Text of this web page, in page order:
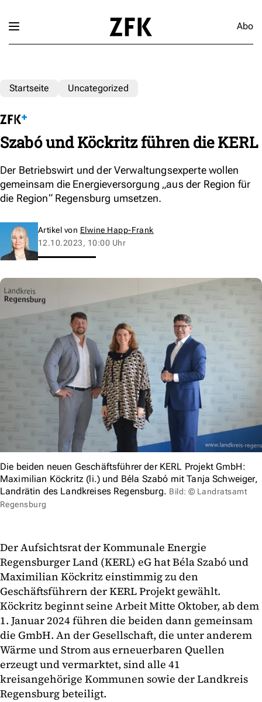
Abo
Startseite Uncategorized
Szabó und Köckritz führen die KERL
Der Betriebswirt und der Verwaltungsexperte wollen
gemeinsam die Energieversorgung „aus der Region für
die Region“ Regensburg umsetzen.
Artikel von Elwine Happ-Frank
12.10.2023, 10:00 Uhr
Die beiden neuen Geschäftsführer der KERL Projekt GmbH:
Maximilian Köckritz (li.) und Béla Szabó mit Tanja Schweiger,
Landrätin des Landkreises Regensburg. Bild: © Landratsamt
Regensburg
Der Aufsichtsrat der Kommunale Energie
Regensburger Land (KERL) eG hat Béla Szabó und
Maximilian Köckritz einstimmig zu den
Geschäftsführern der KERL Projekt gewählt.
Köckritz beginnt seine Arbeit Mitte Oktober, ab dem
1. Januar 2024 führen die beiden dann gemeinsam
die GmbH. An der Gesellschaft, die unter anderem
Wärme und Strom aus erneuerbaren Quellen
erzeugt und vermarktet, sind alle 41
kreisangehörige Kommunen sowie der Landkreis
Regensburg beteiligt.